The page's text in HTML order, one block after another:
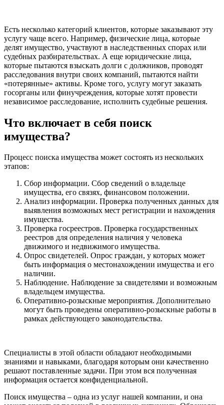
Есть несколько категорий клиентов, которые заказывают эту
услугу чаще всего. Например, физические лица, которые
делят имущество, участвуют в наследственных спорах или
судебных разбирательствах. А еще юридические лица,
которые пытаются взыскать долги с должников, проводят
расследования внутри своих компаний, пытаются найти
«потерянные» активы. Кроме того, услугу могут заказать
госорганы или финучреждения, которые хотят провести
независимое расследование, исполнить судебные решения.
Что включает в себя поиск
имущества?
Процесс поиска имущества может состоять из нескольких
этапов:
Сбор информации. Сбор сведений о владельце
имущества, его связях, финансовом положении.
Анализ информации. Проверка полученных данных для
выявления возможных мест регистрации и нахождения
имущества.
Проверка госреестров. Проверка государственных
реестров для определения наличия у человека
движимого и недвижимого имущества.
Опрос свидетелей. Опрос граждан, у которых может
быть информация о местонахождении имущества и его
наличии.
Наблюдение. Наблюдение за свидетелями и возможным
владельцем имущества.
Оперативно-розыскные мероприятия. Дополнительно
могут быть проведены оперативно-розыскные работы в
рамках действующего законодательства.
Специалисты в этой области обладают необходимыми
знаниями и навыками, благодаря которым они качественно
решают поставленные задачи. При этом вся полученная
информация остается конфиденциальной.
Поиск имущества – одна из услуг нашей компании, и она